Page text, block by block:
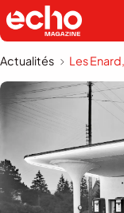
Actualités Les